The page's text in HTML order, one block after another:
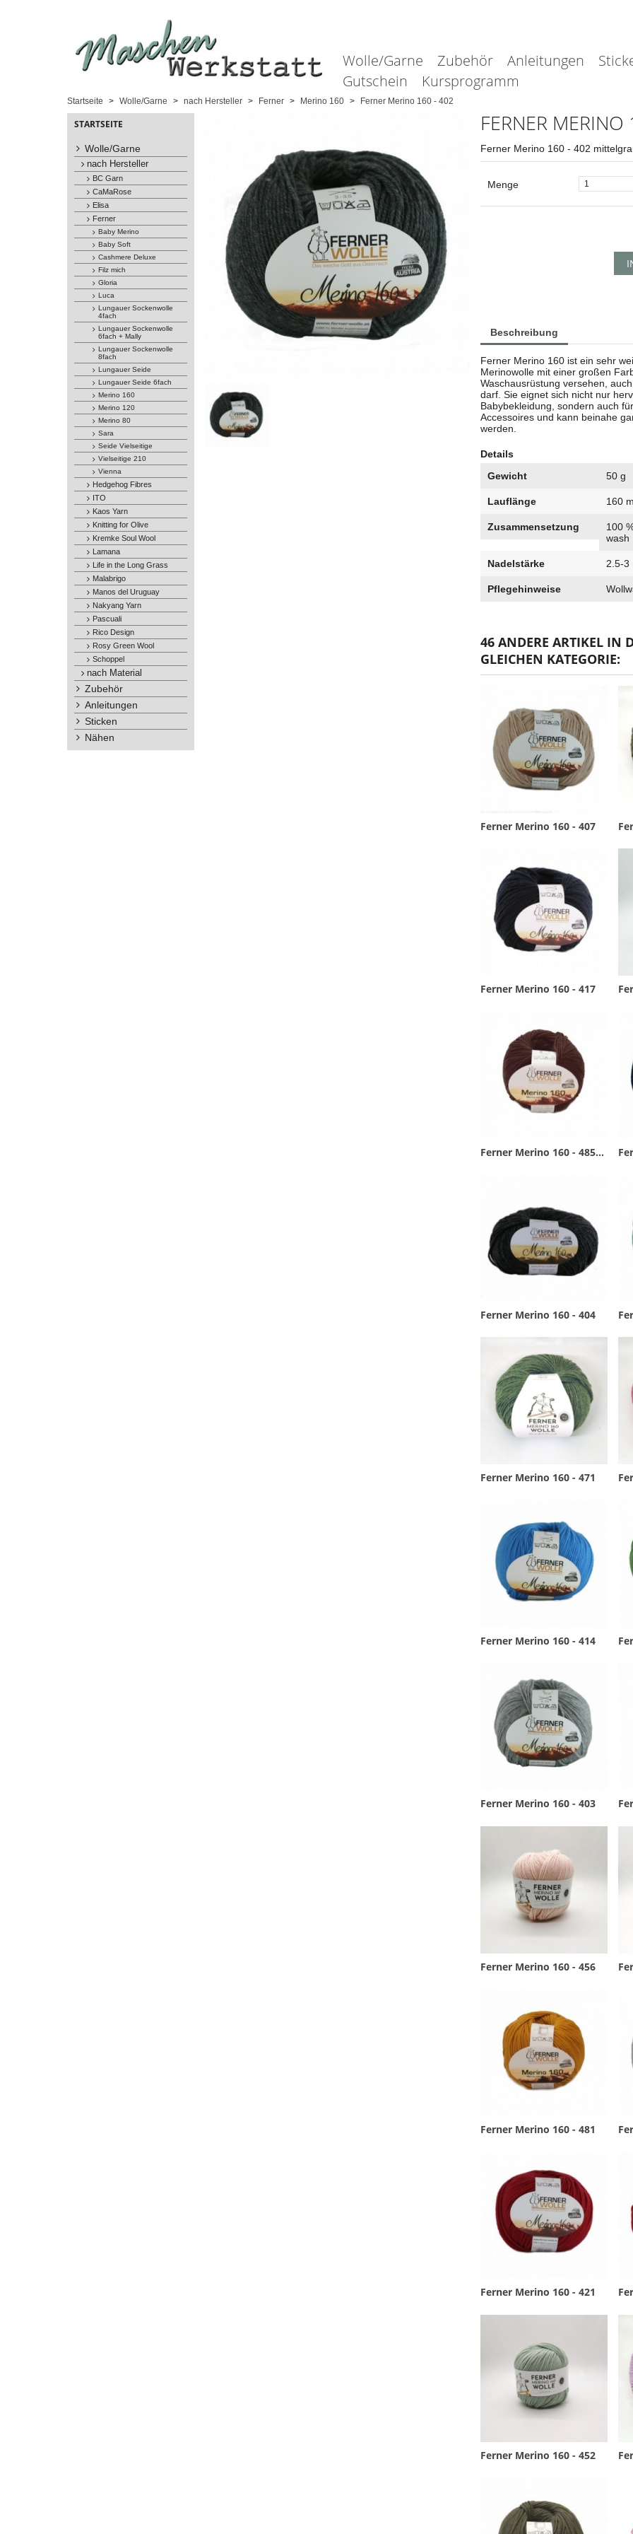
Wolle/Garne Zubehör Anleitungen
Gutschein
Kursprogramm
Startseite Wolle/Garne nach Hersteller Ferner Merino 160 Ferner Merino 160 - 402
STARTSEITE
Wolle/Garne
nach Hersteller
BC Garn
CaMaRose
Elisa
Ferner
Baby Merino
Baby Soft
Cashmere Deluxe
Filz mich
Gloria
Luca
Lungauer Sockenwolle
4fach
Lungauer Sockenwolle
6fach + Mally
Lungauer Sockenwolle
8fach
Lungauer Seide
Lungauer Seide 6fach
Merino 160
Merino 120
Merino 80
Sara
Seide Vielseitige
Vielseitige 210
Vienna
Hedgehog Fibres
ITO
Kaos Yarn
Knitting for Olive
Kremke Soul Wool
Lamana
Life in the Long Grass
Malabrigo
Manos del Uruguay
Nakyang Yarn
Pascuali
Rico Design
Rosy Green Wool
Schoppel
nach Material
Zubehör
Anleitungen
Sticken
Nähen
FERNER
Ferner Merino 160 - 402
Menge
Beschreibung
Ferner Merino 160 ist ein sehr
Merinowolle mit einer großen
Waschausrüstung versehen,
darf. Sie eignet sich nicht nur
Babybekleidung, sondern auch
Accessoires und kann beinahe
werden.
Details
Gewicht
50 g
Lauflänge 160
Zusammensetzung
100
wash
Nadelstärke 2.5-3
Pflegehinweise
46 ANDERE ARTIKEL IN
GLEICHEN KATEGORIE:
Ferner Merino 160 - 407
Ferner Merino 160 - 417
Ferner Merino 160 - 485...
Ferner Merino 160 - 404
Ferner Merino 160 - 471
Ferner Merino 160 - 414
Ferner Merino 160 - 403
Ferner Merino 160 - 456
Ferner Merino 160 - 481
Ferner Merino 160 - 421
Ferner Merino 160 - 452